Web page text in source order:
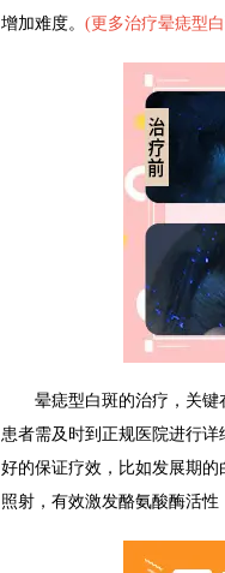
增加难度。 (更多治疗晕痣型
晕痣型白斑的治疗，关键在
患者需及时到正规医院进行
好的保证疗效，比如发展期
照射，有效激发酪氨酸酶活性